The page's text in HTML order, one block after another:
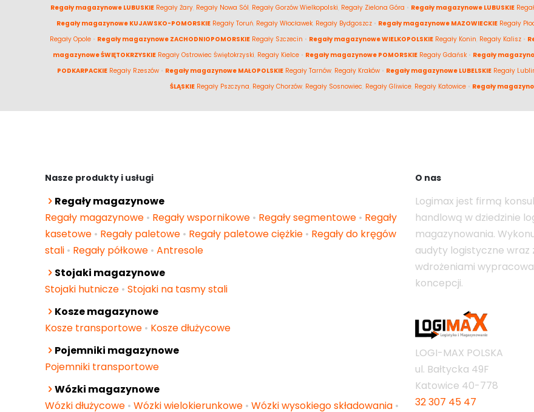
Regały magazynowe LUBUSKIE Regały Żary Regały Nowa Sól Regały Gorzów Wielkopolski Regały Zielona Góra • Regały magazynowe LUBUSKIE
Regały magazynowe KUJAWSKO-POMORSKIE Regały Toruń Regały Włocławek Regały Bydgoszcz • Regały magazynowe MAZOWIECKIE Regały
Regały Opole • Regały magazynowe ZACHODNIOPOMORSKIE Regały Szczecin • Regały magazynowe WIELKOPOLSKIE Regały Konin Regały Kalisz •
magazynowe ŚWIĘTOKRZYSKIE Regały Ostrowiec Świętokrzyski Regały Kielce• Regały magazynowe POMORSKIE Regały Gdańsk• Regały
PODKARPACKIE Regały Rzeszów• Regały magazynowe MAŁOPOLSKIE Regały Tarnów, Regały Kraków• Regały magazynowe LUBELSKIE Regały
ŚLĄSKIE Regały Pszczyna Regały Chorzów Regały Sosnowiec Regały Gliwice Regały Katowice • Regały
Nasze produkty i usługi
Regały magazynowe
Regały magazynowe • Regały wspornikowe • Regały segmentowe • Regały
kasetowe • Regały paletowe • Regały paletowe ciężkie • Regały do kręgów
stali • Regały półkowe • Antresole
Stojaki magazynowe
Stojaki hutnicze • Stojaki na tasmy stali
Kosze magazynowe
Kosze transportowe • Kosze dłużycowe
Pojemniki magazynowe
Pojemniki transportowe
Wózki magazynowe
Wózki dłużycowe • Wózki wielokierunkowe • Wózki wysokiego składowania •
O nas
Logimax jest firmą
handlową w dziedzinie
magazynowania.
audyty logistyczne wraz
wdrożeniami
koncepcji.
LOGI-MAX POLSKA
ul. Bałtycka 49F
Katowice 40-778
32 307 45 47